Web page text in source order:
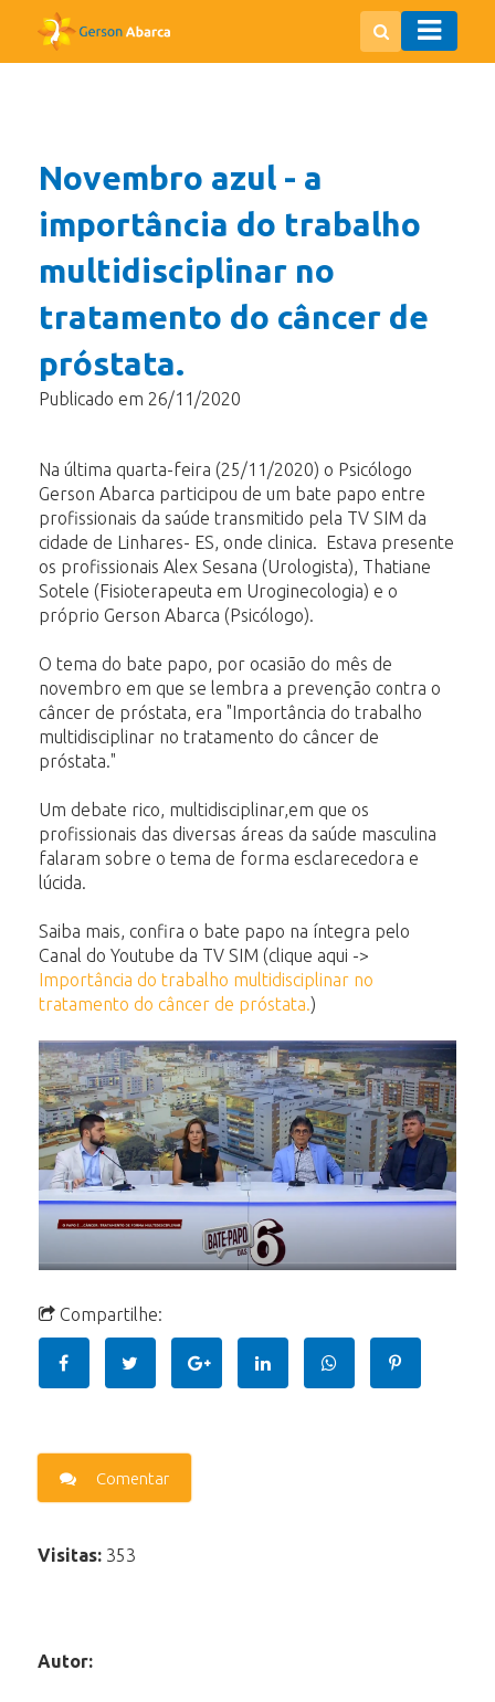
Novembro azul - a
importância do trabalho
multidisciplinar no
tratamento do câncer de
próstata.
Publicado em 26/11/2020
Na última quarta-feira (25/11/2020) o Psicólogo
Gerson Abarca participou de um bate papo entre
profissionais da saúde transmitido pela TV SIM da
cidade de Linhares- ES, onde clinica. Estava presente
os profissionais Alex Sesana (Urologista), Thatiane
Sotele (Fisioterapeuta em Uroginecologia) e o
próprio Gerson Abarca (Psicólogo).
O tema do bate papo, por ocasião do mês de
novembro em que se lembra a prevenção contra o
câncer de próstata, era "Importância do trabalho
multidisciplinar no tratamento do câncer de
próstata."
Um debate rico, multidisciplinar,em que os
profissionais das diversas áreas da saúde masculina
falaram sobre o tema de forma esclarecedora e
lúcida.
Saiba mais, confira o bate papo na íntegra pelo
Canal do Youtube da TV SIM (clique aqui ->
Importância do trabalho multidisciplinar no
tratamento do câncer de próstata.)
Compartilhe:
Comentar
Visitas:353
Autor: